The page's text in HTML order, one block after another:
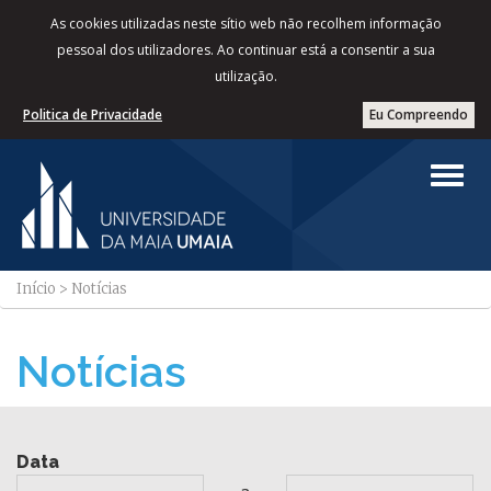
As cookies utilizadas neste sítio web não recolhem informação
pessoal dos utilizadores. Ao continuar está a consentir a sua
utilização.
Eu Compreendo
Politica de Privacidade
Início > Notícias
Notícias
Data